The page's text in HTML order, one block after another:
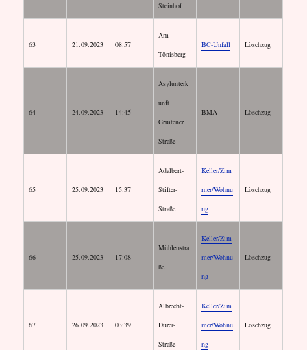
Steinhof
63 21.09.2023 08:57
Am
Tönisberg
BC-Unfall Löschzug
64 24.09.2023 14:45
Asylunterk
unft
Gruitener
Straße
BMA Löschzug
65 25.09.2023 15:37
Adalbert-
Stifter-
Straße
Keller/Zim
mer/Wohnu
ng
Löschzug
66 25.09.2023 17:08
Mühlenstra
ße
Keller/Zim
mer/Wohnu
ng
Löschzug
67 26.09.2023 03:39
Albrecht-
Dürer-
Straße
Keller/Zim
mer/Wohnu
ng
Löschzug